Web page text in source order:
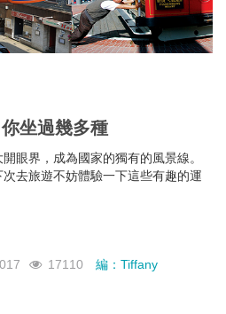
坐過幾多種
眼界，成為國家的獨有的風景線。
去旅遊不妨體驗一下這些有趣的運
17110 編：Tiffany